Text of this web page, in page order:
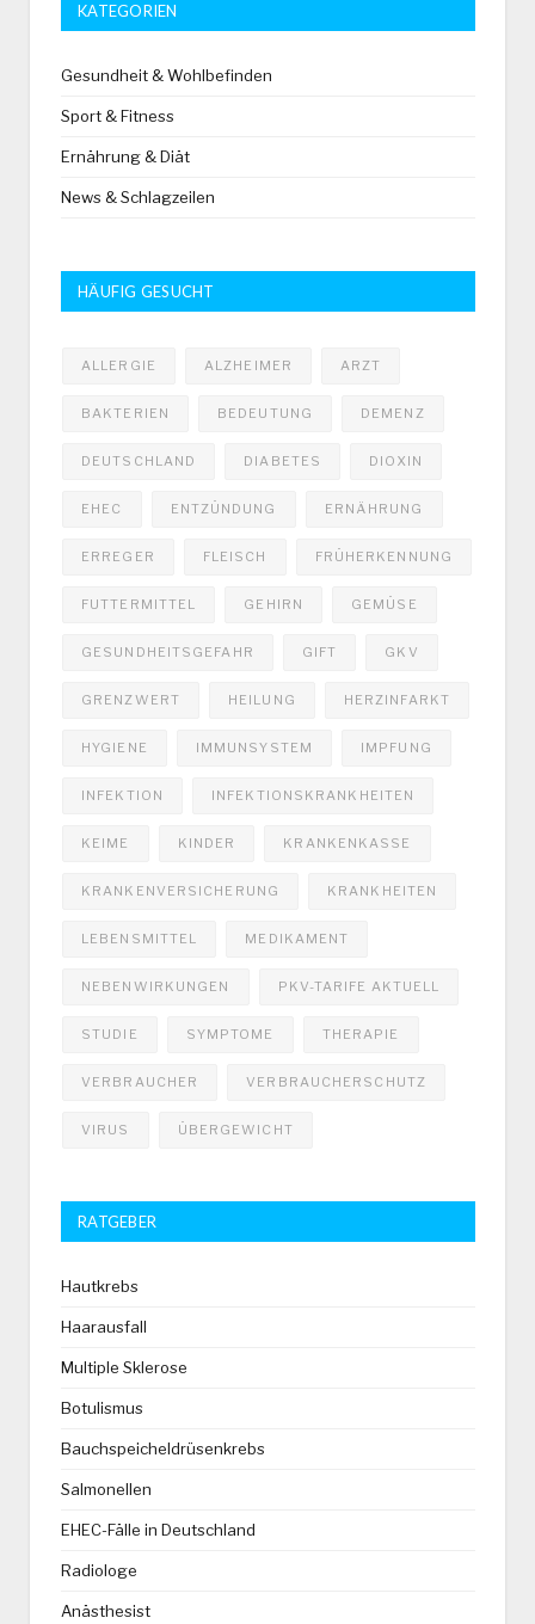
KATEGORIEN
Gesundheit & Wohlbefinden
Sport & Fitness
Ernährung & Diät
News & Schlagzeilen
HÄUFIG GESUCHT
ALLERGIE ALZHEIMER ARZT
BAKTERIEN BEDEUTUNG DEMENZ
DEUTSCHLAND DIABETES DIOXIN
EHEC ENTZÜNDUNG ERNÄHRUNG
ERREGER FLEISCH FRÜHERKENNUNG
FUTTERMITTEL GEHIRN GEMÜSE
GESUNDHEITSGEFAHR GIFT GKV
GRENZWERT HEILUNG HERZINFARKT
HYGIENE IMMUNSYSTEM IMPFUNG
INFEKTION INFEKTIONSKRANKHEITEN
KEIME KINDER KRANKENKASSE
KRANKENVERSICHERUNG KRANKHEITEN
LEBENSMITTEL MEDIKAMENT
NEBENWIRKUNGEN PKV-TARIFE AKTUELL
STUDIE SYMPTOME THERAPIE
VERBRAUCHER VERBRAUCHERSCHUTZ
VIRUS ÜBERGEWICHT
RATGEBER
Hautkrebs
Haarausfall
Multiple Sklerose
Botulismus
Bauchspeicheldrüsenkrebs
Salmonellen
EHEC-Fälle in Deutschland
Radiologe
Anästhesist